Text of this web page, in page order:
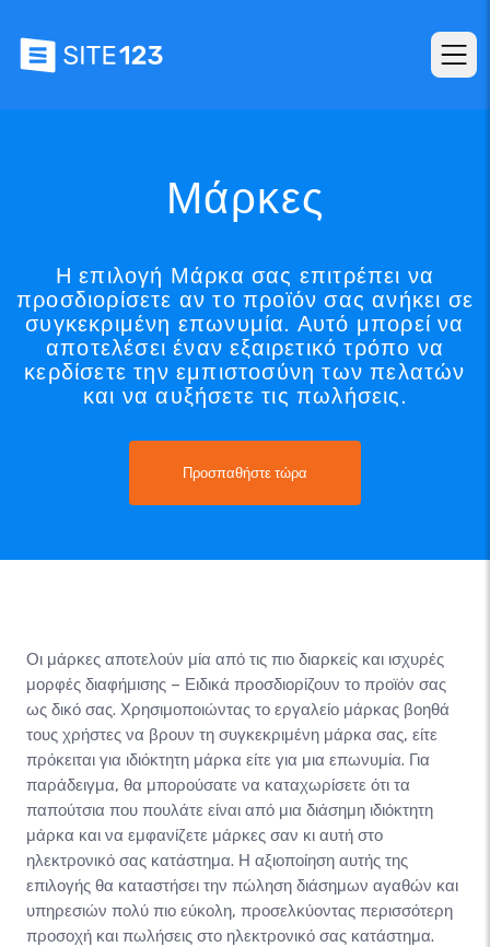
Μάρκες
Η επιλογή Μάρκα σας επιτρέπει να
προσδιορίσετε αν το προϊόν σας ανήκει σε
συγκεκριμένη επωνυμία. Αυτό μπορεί να
αποτελέσει έναν εξαιρετικό τρόπο να
κερδίσετε την εμπιστοσύνη των πελατών
και να αυξήσετε τις πωλήσεις.
Προσπαθήστε τώρα
Οι μάρκες αποτελούν μία από τις πιο διαρκείς και ισχυρές
μορφές διαφήμισης – Ειδικά προσδιορίζουν το προϊόν σας
ως δικό σας. Χρησιμοποιώντας το εργαλείο μάρκας βοηθά
τους χρήστες να βρουν τη συγκεκριμένη μάρκα σας, είτε
πρόκειται για ιδιόκτητη μάρκα είτε για μια επωνυμία. Για
παράδειγμα, θα μπορούσατε να καταχωρίσετε ότι τα
παπούτσια που πουλάτε είναι από μια διάσημη ιδιόκτητη
μάρκα και να εμφανίζετε μάρκες σαν κι αυτή στο
ηλεκτρονικό σας κατάστημα. Η αξιοποίηση αυτής της
επιλογής θα καταστήσει την πώληση διάσημων αγαθών και
υπηρεσιών πολύ πιο εύκολη, προσελκύοντας περισσότερη
προσοχή και πωλήσεις στο ηλεκτρονικό σας κατάστημα.